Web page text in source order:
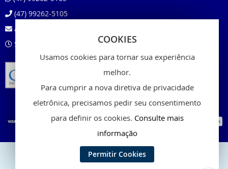
COOKIES
Usamos cookies para tornar sua experiência
melhor.
Para cumprir a nova diretiva de privacidade
eletrônica, precisamos pedir seu consentimento
para definir os cookies. Consulte mais
informação
Permitir Cookies
(47) 99262-5105
atendimento@beloshop.com.br
Segunda à Sexta das 8:00 às 18:00
Copyright © 2024 - Belo Shop, Inc. All rights reserved.